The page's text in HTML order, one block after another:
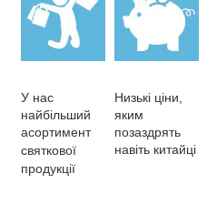
У нас
найбільший
асортимент
святкової
продукції
Низькі ціни,
яким
позаздрять
навіть китайці